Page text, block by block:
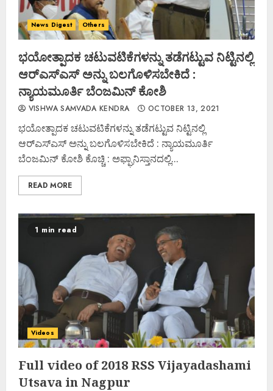
News Digest Others
ಭಯೋತ್ಪಾದಕ ಚಟುವಟಿಕೆಗಳನ್ನು ತಡೆಗಟ್ಟುವ ನಿಟ್ಟಿನಲ್ಲಿ
ಆರ್‌ಎಸ್‌ಎಸ್ ಅನ್ನು ಬಲಗೊಳಿಸಬೇಕಿದೆ :
ನ್ಯಾಯಮೂರ್ತಿ ಬೆಂಜಮಿನ್ ಕೋಶಿ
VISHWA SAMVADA KENDRA OCTOBER 13, 2021
ಭಯೋತ್ಪಾದಕ ಚಟುವಟಿಕೆಗಳನ್ನು ತಡೆಗಟ್ಟುವ ನಿಟ್ಟಿನಲ್ಲಿ
ಆರ್‌ಎಸ್‌ಎಸ್ ಅನ್ನು ಬಲಗೊಳಿಸಬೇಕಿದೆ : ನ್ಯಾಯಮೂರ್ತಿ
ಬೆಂಜಮಿನ್ ಕೋಶಿ ಕೊಚ್ಚಿ : ಅಫ್ಘಾನಿಸ್ತಾನದಲ್ಲಿ...
READ MORE
1 min read
Videos
Full video of 2018 RSS Vijayadashami
Utsava in Nagpur